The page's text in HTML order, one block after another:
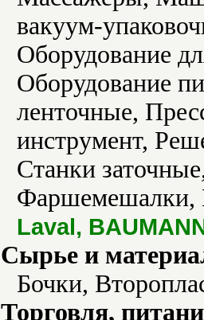
вакуум-
Оборудование
Оборудование
ленточные,
инструмент,
Станки
Laval,
Сырье и
Бочки,
Торговля,